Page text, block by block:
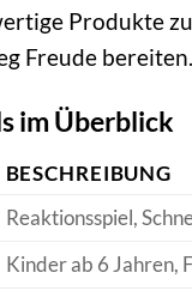
Produkte
Freude bereiten.
im Überblick
BESCHREIBUNG
Reaktionsspiel,
Kinder ab 6 Jahren,